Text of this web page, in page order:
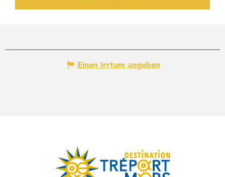
Einen Irrtum angeben